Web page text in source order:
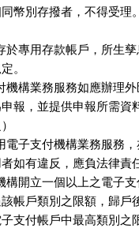
同幣別存撥者，不得受
於專用存款帳戶，所生
。
機構業務服務如應辦理
申報，並提供申報所需
電子支付機構業務服務
者如有違反，應負法律責
構開立一個以上之電子
該帳戶類別之限額，歸
子支付帳戶中最高類別之